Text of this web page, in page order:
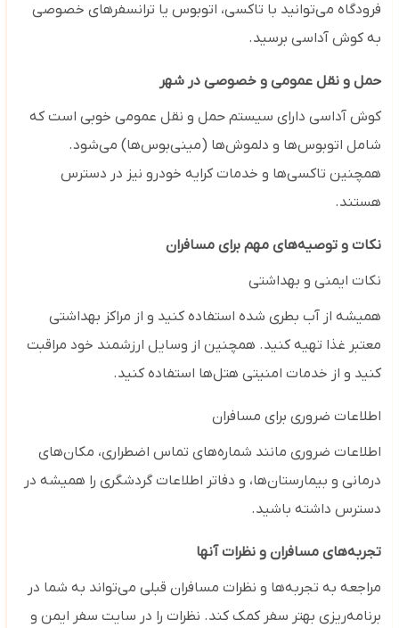
فرودگاه می‌توانید با تاکسی، اتوبوس یا ترانسفرهای خصوصی
به کوش آداسی برسید.
حمل و نقل عمومی و خصوصی در شهر
کوش آداسی دارای سیستم حمل و نقل عمومی خوبی است که
شامل اتوبوس‌ها و دلموش‌ها (مینی‌بوس‌ها) می‌شود.
همچنین تاکسی‌ها و خدمات کرایه خودرو نیز در دسترس
هستند.
نکات و توصیه‌های مهم برای مسافران
نکات ایمنی و بهداشتی
همیشه از آب بطری‌ شده استفاده کنید و از مراکز بهداشتی
معتبر غذا تهیه کنید. همچنین از وسایل ارزشمند خود مراقبت
کنید و از خدمات امنیتی هتل‌ها استفاده کنید.
اطلاعات ضروری برای مسافران
اطلاعات ضروری مانند شماره‌های تماس اضطراری، مکان‌های
درمانی و بیمارستان‌ها، و دفاتر اطلاعات گردشگری را همیشه در
دسترس داشته باشید.
تجربه‌های مسافران و نظرات آنها
مراجعه به تجربه‌ها و نظرات مسافران قبلی می‌تواند به شما در
برنامه‌ریزی بهتر سفر کمک کند. نظرات را در سایت‌ سفر ایمن و